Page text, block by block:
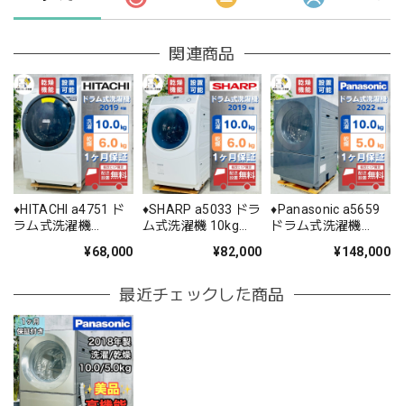
関連商品
♦️HITACHI a4751 ド
ラム式洗濯機
¥68,000
♦️SHARP a5033 ドラ
ム式洗濯機 10kg
¥82,000
♦️Panasonic a5659
ドラム式洗濯機
¥148,000
最近チェックした商品